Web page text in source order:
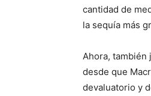
cantidad de
la sequía más
Ahora, también
desde que
devaluatorio y